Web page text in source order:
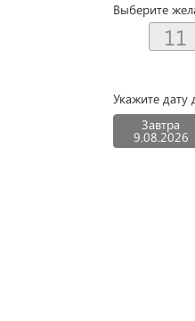
Выберите
Укажите дату
Завтра
9.08.2026